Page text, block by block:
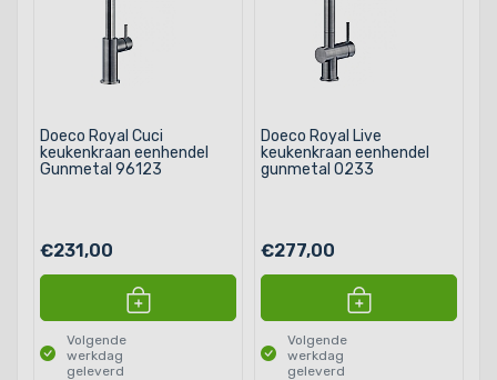
Doeco Royal Cuci
keukenkraan eenhendel
Gunmetal 96123
€231,00
Volgende
werkdag
geleverd
Doeco Royal Live
keukenkraan eenhendel
gunmetal 0233
€277,00
Volgende
werkdag
geleverd